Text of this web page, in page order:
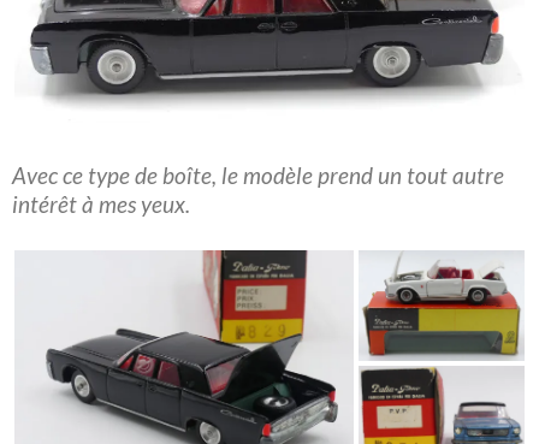
Avec ce type de boîte, le modèle prend un tout autre
intérêt à mes yeux.